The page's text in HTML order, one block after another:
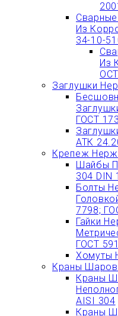
Из
34-10-
Из
Заглушки
ГОСТ
АТК
Крепеж
Шайбы
304 DIN
Болты
7798;
Гайки
ГОСТ
Хомуты
Краны
Краны
AISI 304
Краны